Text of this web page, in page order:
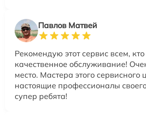
Павлов Матвей
Рекомендую этот сервис всем,
качественное обслуживание!
место. Мастера этого сервисного
настоящие профессионалы
супер ребята!